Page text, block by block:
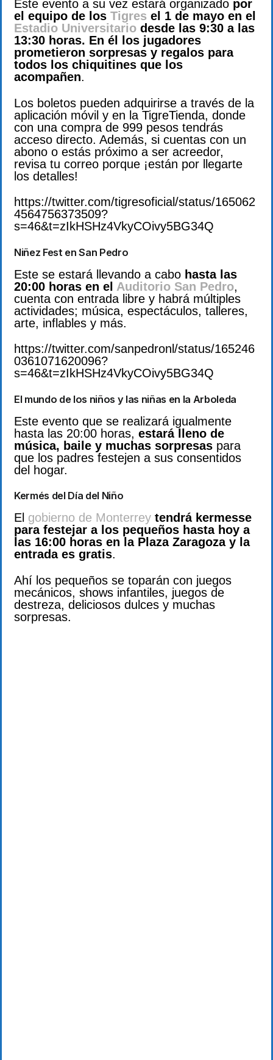
Este evento a su vez estará organizado por
el equipo de los Tigres el 1 de mayo en el
Estadio Universitario desde las 9:30 a las
13:30 horas. En él los jugadores
prometieron sorpresas y regalos para
todos los chiquitines que los
acompañen.
Los boletos pueden adquirirse a través de la
aplicación móvil y en la TigreTienda, donde
con una compra de 999 pesos tendrás
acceso directo. Además, si cuentas con un
abono o estás próximo a ser acreedor,
revisa tu correo porque ¡están por llegarte
los detalles!
https://twitter.com/tigresoficial/status/165062
4564756373509?
s=46&t=zIkHSHz4VkyCOivy5BG34Q
Niñez Fest en San Pedro
Este se estará llevando a cabo hasta las
20:00 horas en el Auditorio San Pedro,
cuenta con entrada libre y habrá múltiples
actividades; música, espectáculos, talleres,
arte, inflables y más.
https://twitter.com/sanpedronl/status/165246
0361071620096?
s=46&t=zIkHSHz4VkyCOivy5BG34Q
El mundo de los niños y las niñas en la Arboleda
Este evento que se realizará igualmente
hasta las 20:00 horas, estará lleno de
música, baile y muchas sorpresas para
que los padres festejen a sus consentidos
del hogar.
Kermés del Día del Niño
El gobierno de Monterrey tendrá kermesse
para festejar a los pequeños hasta hoy a
las 16:00 horas en la Plaza Zaragoza y la
entrada es gratis.
Ahí los pequeños se toparán con juegos
mecánicos, shows infantiles, juegos de
destreza, deliciosos dulces y muchas
sorpresas.